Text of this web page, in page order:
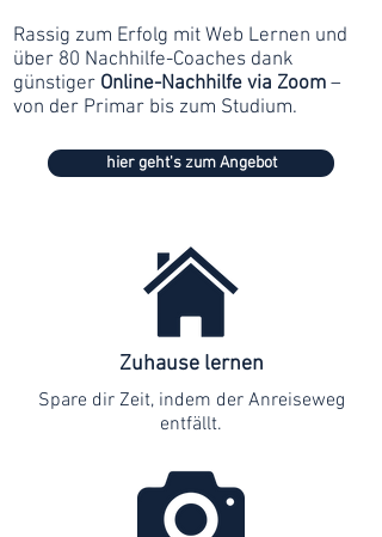
Rassig zum Erfolg mit Web Lernen und
über 80 Nachhilfe-Coaches dank
günstiger Online-Nachhilfe via Zoom –
von der Primar bis zum Studium.
hier geht's zum Angebot
Zuhause lernen
Spare dir Zeit, indem der Anreiseweg
entfällt.